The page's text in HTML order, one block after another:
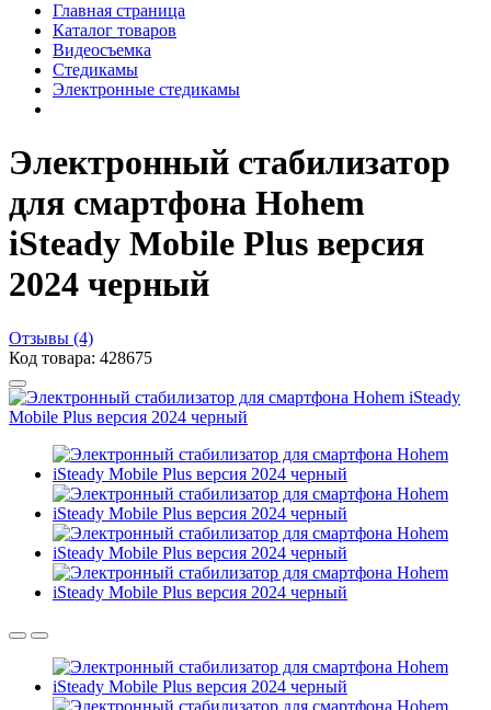
Главная страница
Каталог товаров
Видеосъемка
Стедикамы
Электронные стедикамы
Электронный стабилизатор
для смартфона Hohem
iSteady Mobile Plus версия
2024 черный
Отзывы (4)
Код товара: 428675